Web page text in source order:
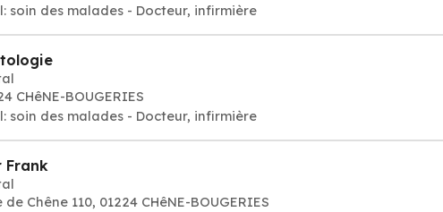
soin des malades - Docteur, infirmière
CHêNE-BOUGERIES
soin des malades - Docteur, infirmière
Frank
Chêne 110, 01224 CHêNE-BOUGERIES